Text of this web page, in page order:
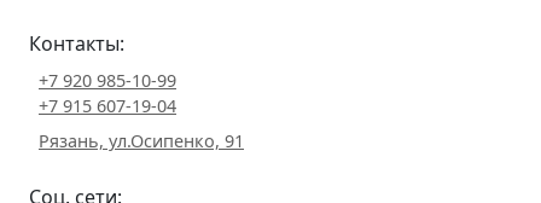
Контакты:
+7 920 985-10-99
+7 915 607-19-04
Рязань, ул.Осипенко, 91
Соц. сети: